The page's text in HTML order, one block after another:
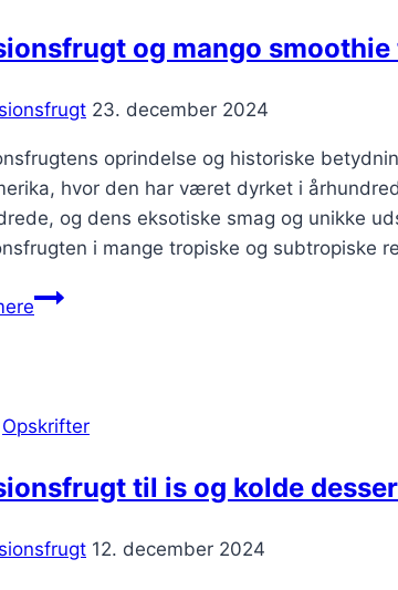
og mango
23. december 2024
oprindelse og historiske
hvor den har været dyrket i
og dens eksotiske smag og unikke
i mange tropiske og subtropiske
Passionsfrugt
til
dage
Opskrifter
til is og kolde
12. december 2024